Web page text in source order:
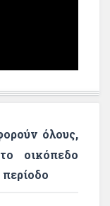
όλους,
οικόπεδο